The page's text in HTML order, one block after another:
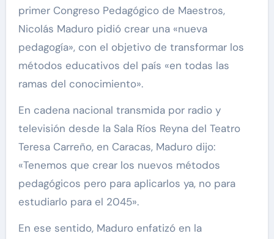
primer Congreso Pedagógico de Maestros,
Nicolás Maduro pidió crear una «nueva
pedagogía», con el objetivo de transformar los
métodos educativos del país «en todas las
ramas del conocimiento».
En cadena nacional transmida por radio y
televisión desde la Sala Ríos Reyna del Teatro
Teresa Carreño, en Caracas, Maduro dijo:
«Tenemos que crear los nuevos métodos
pedagógicos pero para aplicarlos ya, no para
estudiarlo para el 2045».
En ese sentido, Maduro enfatizó en la